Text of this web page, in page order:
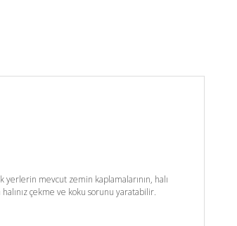
mevcut zemin kaplamalarının, halı
çekme ve koku sorunu yaratabilir.